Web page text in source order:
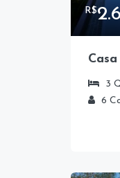
R$
3
6